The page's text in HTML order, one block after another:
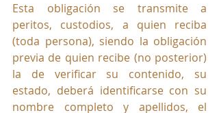
Esta obligación se transmite a
peritos, custodios, a quien reciba
(toda persona), siendo la obligación
previa de quien recibe (no posterior)
la de verificar su contenido, su
estado, deberá identificarse con su
nombre completo y apellidos, el